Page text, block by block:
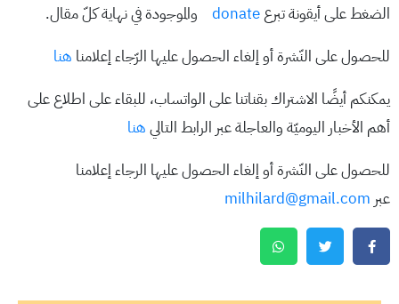
الضغط على أيقونة تبرعdonate والموجودة في نهاية كلّ مقال.
للحصول على النّشرة أو إلغاء الحصول عليها الرّجاء إعلامنا هنا
يمكنكم أيضًا الاشتراك بقناتنا على الواتساب، للبقاء على اطلاع على
أهم الأخبار اليوميّة والعاجلة عبر الرابط التالي هنا
للحصول على النّشرة أو إلغاء الحصول عليها الرجاء إعلامنا
عبر milhilard@gmail.com